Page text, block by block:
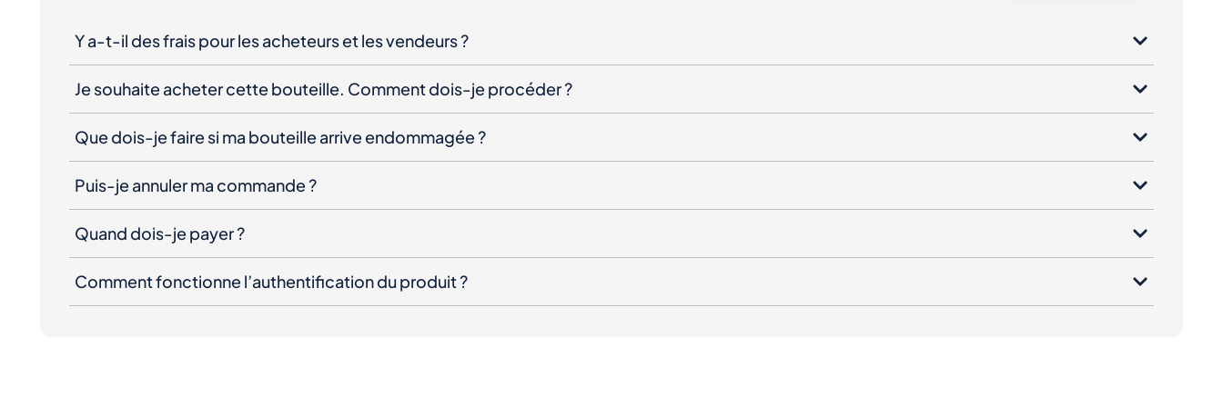
Y a-t-il des frais pour les acheteurs et les vendeurs ?
Je souhaite acheter cette bouteille. Comment dois-je procéder ?
Que dois-je faire si ma bouteille arrive endommagée ?
Puis-je annuler ma commande ?
Quand dois-je payer ?
Comment fonctionne l’authentification du produit ?